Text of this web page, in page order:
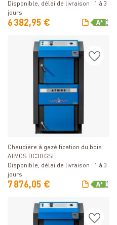
Disponible, délai de livraison : 1 à 3
jours
6 382,95 €
Détails
Chaudière à gazéification du bois
ATMOS DC30 GSE
Disponible, délai de livraison : 1 à 3
jours
7 876,05 €